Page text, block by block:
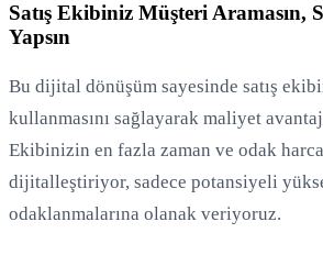
Satış Ekibiniz Müşteri Aramasın,
Yapsın
Bu dijital dönüşüm sayesinde satış
kullanmasını sağlayarak maliyet
Ekibinizin en fazla zaman ve odak
dijitalleştiriyor, sadece potansiyeli
odaklanmalarına olanak veriyoruz.